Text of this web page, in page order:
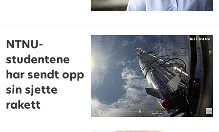
NTNU-
studentene
har sendt opp
sin sjette
rakett